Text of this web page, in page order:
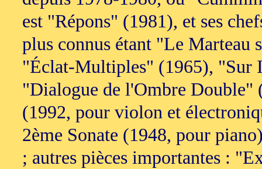
est "Répons" (1981), et ses
plus connus étant "Le
"Éclat-Multiples" (1965), "Sur
"Dialogue de l'Ombre Double"
(1992, pour violon et
2ème Sonate (1948, pour
; autres pièces importantes :